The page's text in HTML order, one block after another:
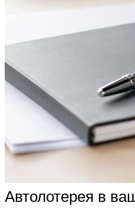
Автолотерея в